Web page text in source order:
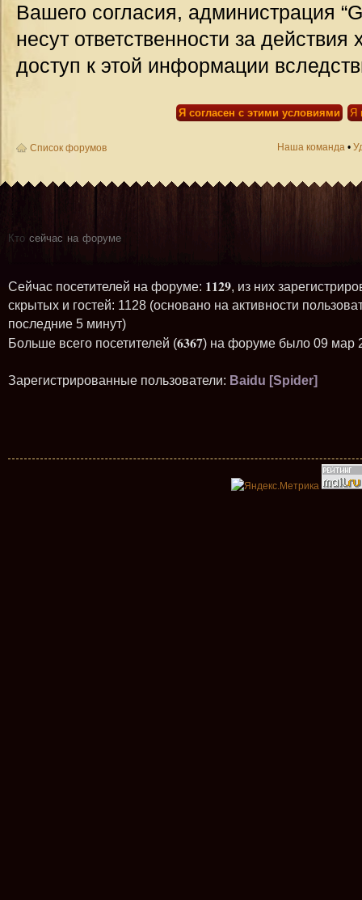
Вашего согласия, администрация
несут ответственности за
доступ к этой информации
Список форумов Наша команда •
Кто сейчас на форуме
Сейчас посетителей на форуме: 1129, из них
скрытых и гостей: 1128 (основано на активности
последние 5 минут)
Больше всего посетителей (6367) на форуме было 09 мар
Зарегистрированные пользователи: Baidu [Spider]